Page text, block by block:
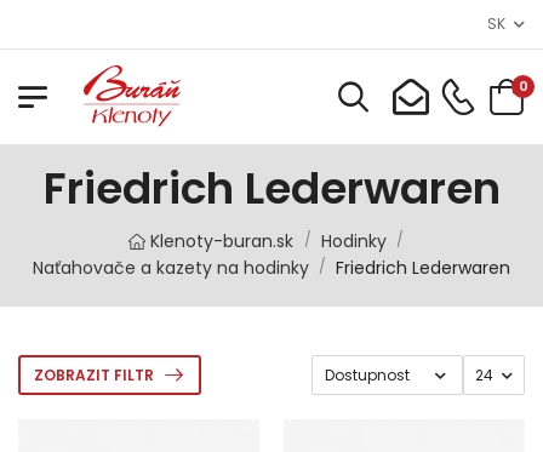
SK
0
Friedrich Lederwaren
Klenoty-buran.sk / Hodinky /
Naťahovače a kazety na hodinky / Friedrich Lederwaren
ZOBRAZIT FILTR